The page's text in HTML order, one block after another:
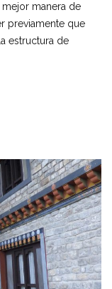
manera de
previamente que
estructura de